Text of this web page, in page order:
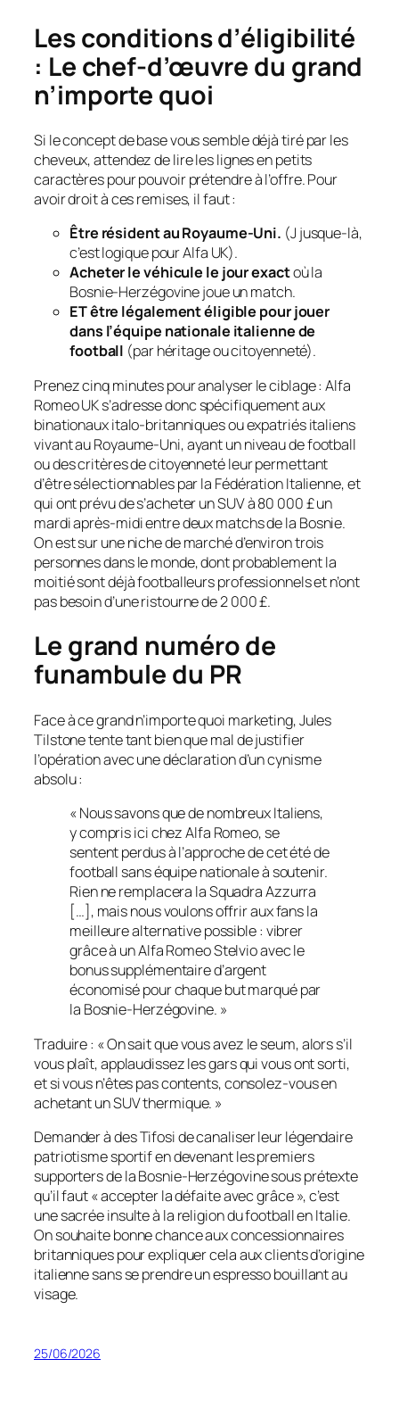
Les conditions d’éligibilité
: Le chef-d’œuvre du grand
n’importe quoi
Si le concept de base vous semble déjà tiré par les
cheveux, attendez de lire les lignes en petits
caractères pour pouvoir prétendre à l’offre. Pour
avoir droit à ces remises, il faut :
Être résident au Royaume-Uni. (J jusque-là,
c’est logique pour Alfa UK).
Acheter le véhicule le jour exactoù la
Bosnie-Herzégovine joue un match.
ET être légalement éligible pour jouer
dans l’équipe nationale italienne de
football (par héritage ou citoyenneté).
Prenez cinq minutes pour analyser le ciblage : Alfa
Romeo UK s’adresse donc spécifiquement aux
binationaux italo-britanniques ou expatriés italiens
vivant au Royaume-Uni, ayant un niveau de football
ou des critères de citoyenneté leur permettant
d’être sélectionnables par la Fédération Italienne, et
qui ont prévu de s’acheter un SUV à 80 000 £ un
mardi après-midi entre deux matchs de la Bosnie.
On est sur une niche de marché d’environ trois
personnes dans le monde, dont probablement la
moitié sont déjà footballeurs professionnels et n’ont
pas besoin d’une ristourne de 2 000 £.
Le grand numéro de
funambule du PR
Face à ce grand n’importe quoi marketing, Jules
Tilstone tente tant bien que mal de justifier
l’opération avec une déclaration d’un cynisme
absolu :
« Nous savons que de nombreux Italiens,
y compris ici chez Alfa Romeo, se
sentent perdus à l’approche de cet été de
football sans équipe nationale à soutenir.
Rien ne remplacera la Squadra Azzurra
[…], mais nous voulons offrir aux fans la
meilleure alternative possible : vibrer
grâce à un Alfa Romeo Stelvio avec le
bonus supplémentaire d’argent
économisé pour chaque but marqué par
la Bosnie-Herzégovine. »
Traduire : « On sait que vous avez le seum, alors s’il
vous plaît, applaudissez les gars qui vous ont sorti,
et si vous n’êtes pas contents, consolez-vous en
achetant un SUV thermique. »
Demander à des Tifosi de canaliser leur légendaire
patriotisme sportif en devenant les premiers
supporters de la Bosnie-Herzégovine sous prétexte
qu’il faut « accepter la défaite avec grâce », c’est
une sacrée insulte à la religion du football en Italie.
On souhaite bonne chance aux concessionnaires
britanniques pour expliquer cela aux clients d’origine
italienne sans se prendre un espresso bouillant au
visage.
25/06/2026